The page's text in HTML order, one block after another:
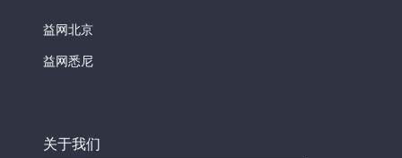
益网北京
益网悉尼
关于我们